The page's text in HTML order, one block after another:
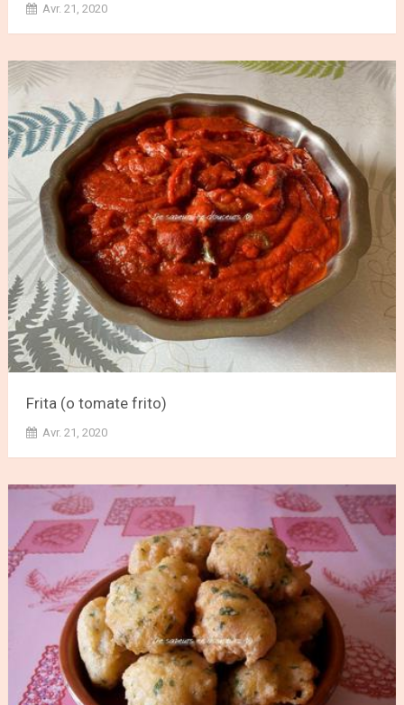
Avr. 21, 2020
Frita (o tomate frito)
Avr. 21, 2020